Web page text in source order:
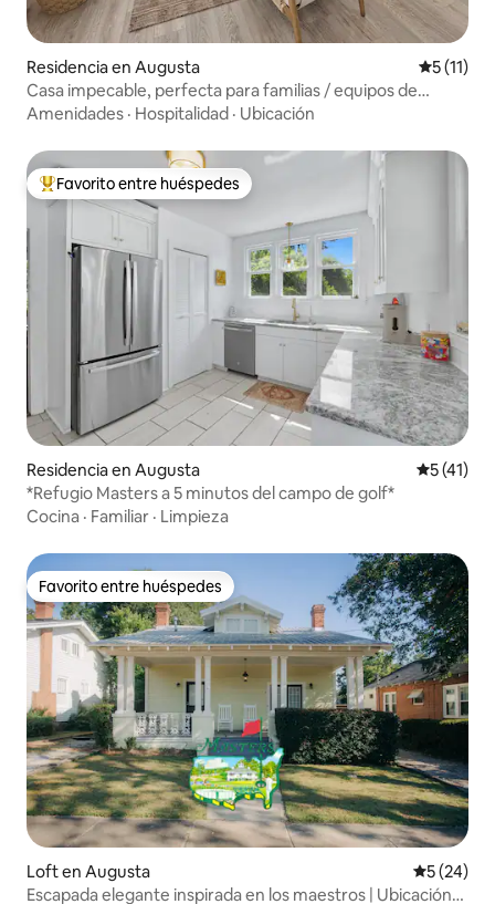
Residencia en Augusta
5 (11)
Casa impecable, perfecta para familias / equipos de
trabajo
Amenidades · Hospitalidad · Ubicación
De los mejores en Favorito entre huéspedes
Favorito entre huéspedes
Residencia en Augusta
5 (41)
*Refugio Masters a 5 minutos del campo de golf*
Cocina · Familiar · Limpieza
Favorito entre huéspedes
Favorito entre huéspedes
Loft en Augusta
5 (24)
Escapada elegante inspirada en los maestros | Ubicación